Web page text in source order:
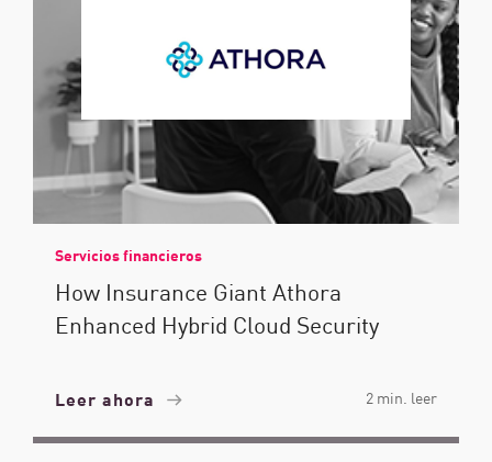
Servicios financieros
How Insurance Giant Athora
Enhanced Hybrid Cloud Security
Leer ahora 2 min. leer